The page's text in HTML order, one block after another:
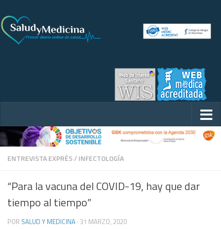
ENTREVISTA EXPRÉS/INFECTOLOGÍA
“Para la vacuna del COVID-19, hay que dar
tiempo al tiempo”
POR SALUD Y MEDICINA · 31 MARZO, 2020